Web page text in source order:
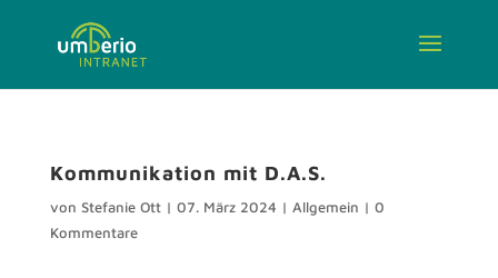
Kommunikation mit D.A.S.
von Stefanie Ott| 07. März 2024 | Allgemein | 0
Kommentare